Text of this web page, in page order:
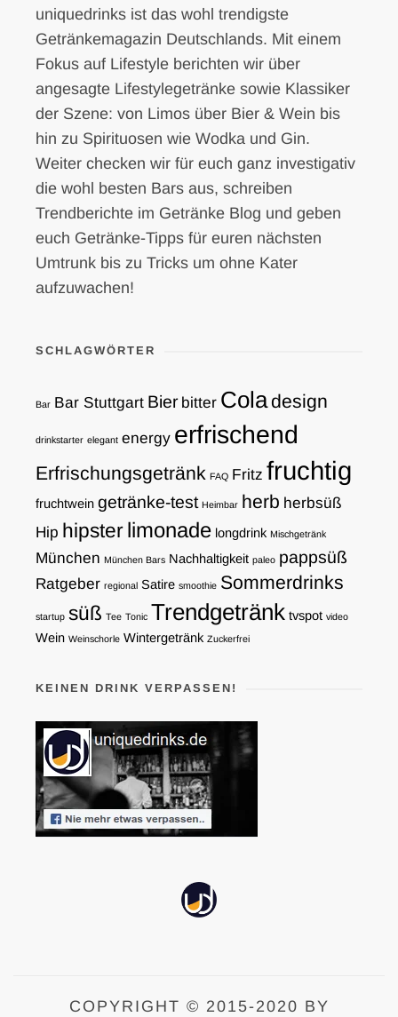
uniquedrinks ist das wohl trendigste
Getränkemagazin Deutschlands. Mit einem
Fokus auf Lifestyle berichten wir über
angesagte Lifestylegetränke sowie Klassiker
der Szene: von Limos über Bier & Wein bis
hin zu Spirituosen wie Wodka und Gin.
Weiter checken wir für euch ganz investigativ
die wohl besten Bars aus, schreiben
Trendberichte im Getränke Blog und geben
euch Getränke-Tipps für euren nächsten
Umtrunk bis zu Tricks um ohne Kater
aufzuwachen!
SCHLAGWÖRTER
Bar Bar Stuttgart Bier bitter Coladesign
drinkstarter elegant energy erfrischend
Erfrischungsgetränk FAQ Fritz fruchtig
fruchtwein getränke-test Heimbar herb herbsüß
Hip hipsterlimonade longdrink Mischgetränk
München München Bars Nachhaltigkeit paleo pappsüß
Ratgeber regional Satire smoothie Sommerdrinks
startup süß Tee Tonic Trendgetränk tvspot video
Wein Weinschorle Wintergetränk Zuckerfrei
KEINEN DRINK VERPASSEN!
COPYRIGHT © 2015-2020 BY